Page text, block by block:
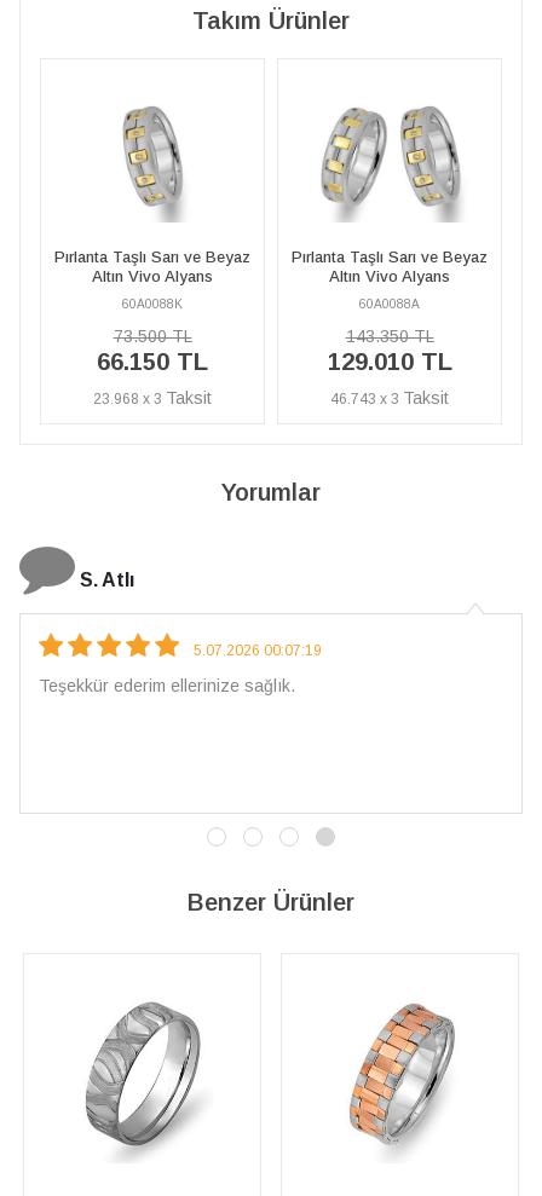
Takım Ürünler
Pırlanta Taşlı Sarı ve Beyaz
Altın Vivo Alyans
60A0088A
143.350 TL
129.010 TL
46.743 x 3
Pırlanta Taşlı Sarı ve Beyaz
Altın Vivo Alyans
60A0088K
73.500 TL
66.150 TL
23.968 x 3
Yorumlar
N. Elçi
4.08.2026 16:27:03
Çarpıcı ve olağanüstü bir işçilikle hazırlanmış bir mücevher.
Benzer Ürünler